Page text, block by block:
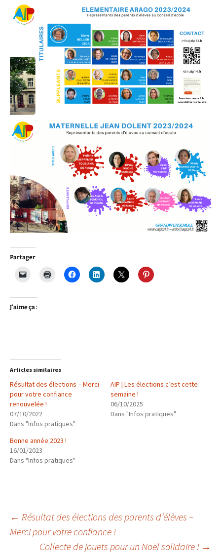
Partager
J’aime ça :
Articles similaires
Résultat des élections – Merci
pour votre confiance
renouvelée !
07/10/2022
Dans "Infos pratiques"
AIP | Les élections c’est cette
semaine !
06/10/2025
Dans "Infos pratiques"
Bonne année 2023 !
16/01/2023
Dans "Infos pratiques"
Navigation
← Résultat des élections des parents d’élèves –
Merci pour votre confiance !
Collecte de jouets pour un Noël solidaire ! →